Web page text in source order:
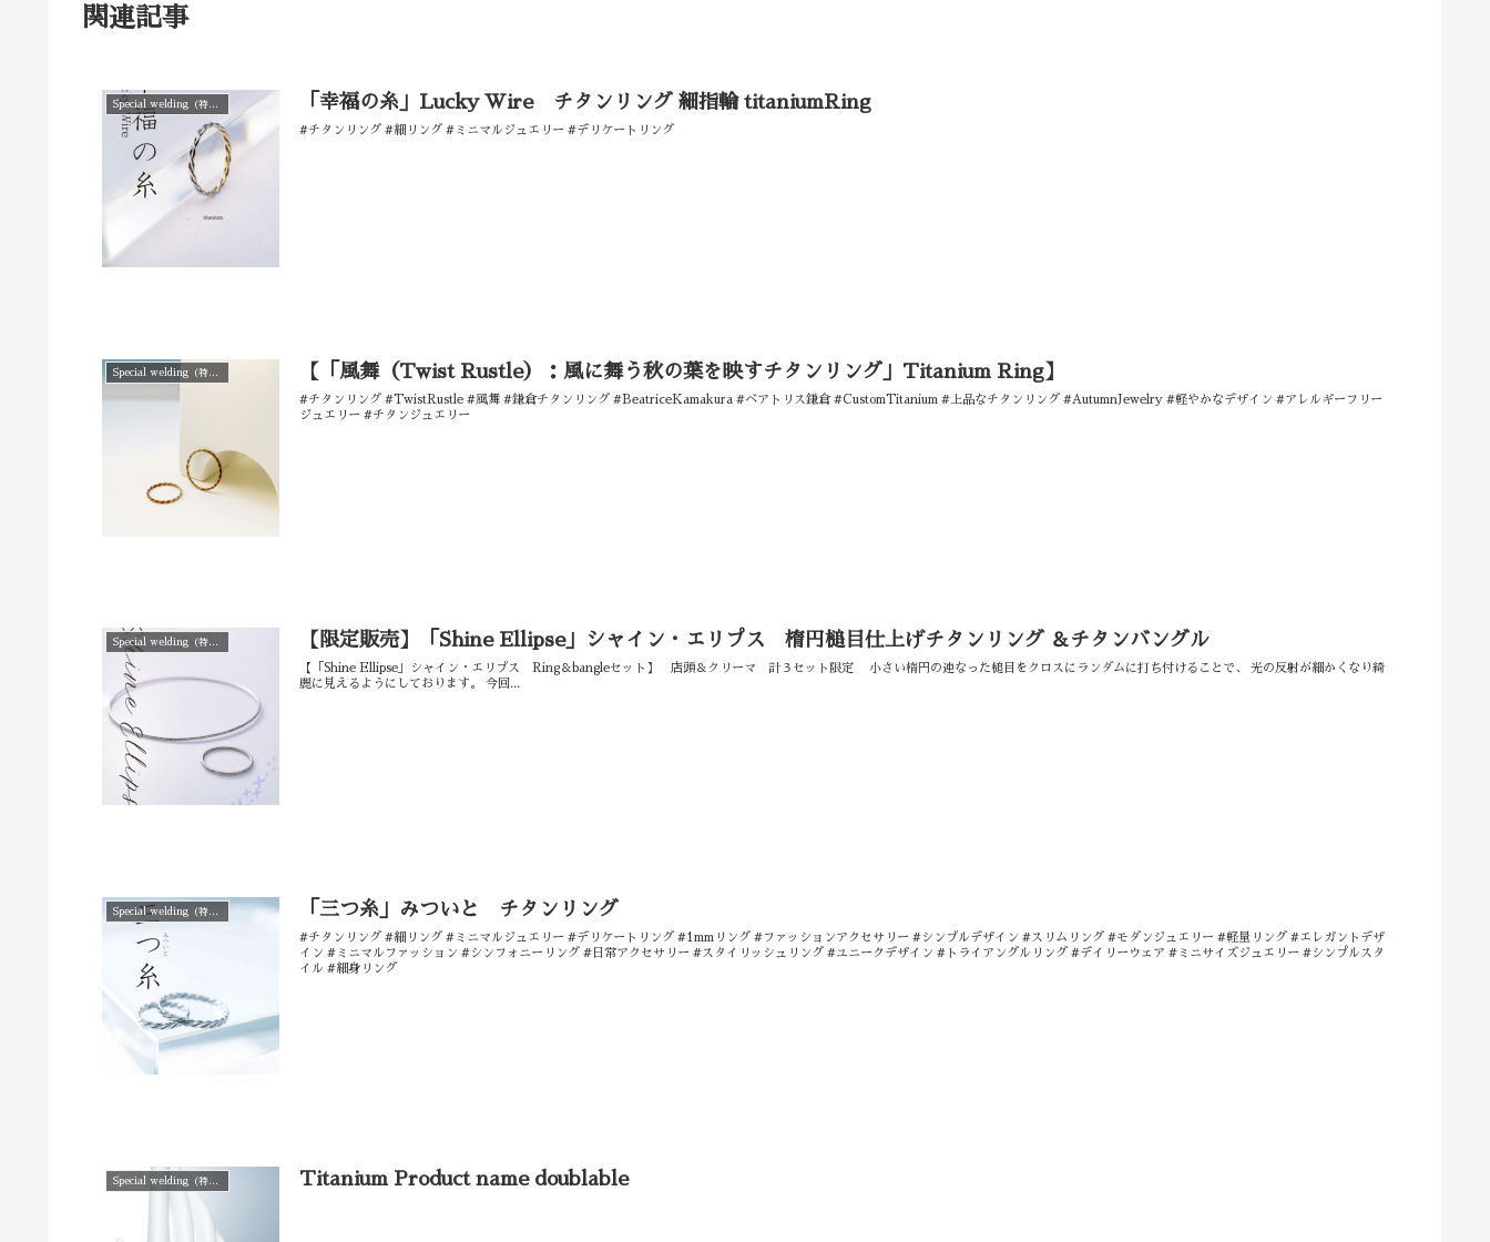
関連記事
Special welding（特殊溶接仕上げ） 「幸福の糸」Lucky Wire チタンリング 細指輪 titaniumRing
#チタンリング #細リング #ミニマルジュエリー #デリケートリング
Special welding（特殊溶接仕上げ） 【「風舞（Twist Rustle）：風に舞う秋の葉を映すチタンリング」Titanium Ring】
#チタンリング #TwistRustle #風舞 #鎌倉チタンリング #BeatriceKamakura #ベアトリス鎌倉 #CustomTitanium #上品なチタンリング #AutumnJewelry #軽やかなデザイン #アレルギーフリー
ジュエリー #チタンジュエリー
Special welding（特殊溶接仕上げ） 【限定販売】「Shine Ellipse」シャイン・エリプス 楕円槌目仕上げチタンリング ＆チタンバングル
【「Shine Ellipse」シャイン・エリプス Ring＆bangleセット】 店頭＆クリーマ 計３セット限定 小さい楕円の連なった槌目をクロスにランダムに打ち付けることで、 光の反射が細かくなり綺
麗に見えるようにしております。 今回...
Special welding（特殊溶接仕上げ） 「三つ糸」みついと チタンリング
#チタンリング #細リング #ミニマルジュエリー #デリケートリング #1mmリング #ファッションアクセサリー #シンプルデザイン #スリムリング #モダンジュエリー #軽量リング #エレガントデザ
イン #ミニマルファッション #シンフォニーリング #日常アクセサリー #スタイリッシュリング #ユニークデザイン #トライアングルリング #デイリーウェア #ミニサイズジュエリー #シンプルスタ
イル #細身リング
Special welding（特殊溶接仕上げ） Titanium Product name doublable